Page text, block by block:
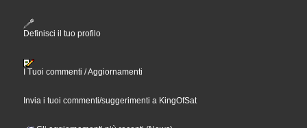
Definisci il tuo profilo
I Tuoi commenti / Aggiornamenti
Invia i tuoi commenti/suggerimenti a KingOfSat